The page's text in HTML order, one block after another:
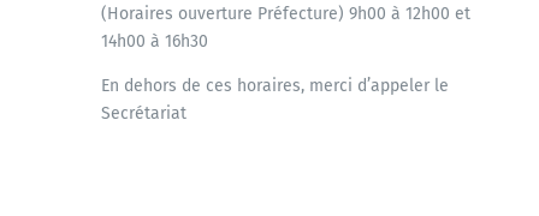
(Horaires ouverture Préfecture) 9h00 à 12h00 et
14h00 à 16h30
En dehors de ces horaires, merci d’appeler le
Secrétariat